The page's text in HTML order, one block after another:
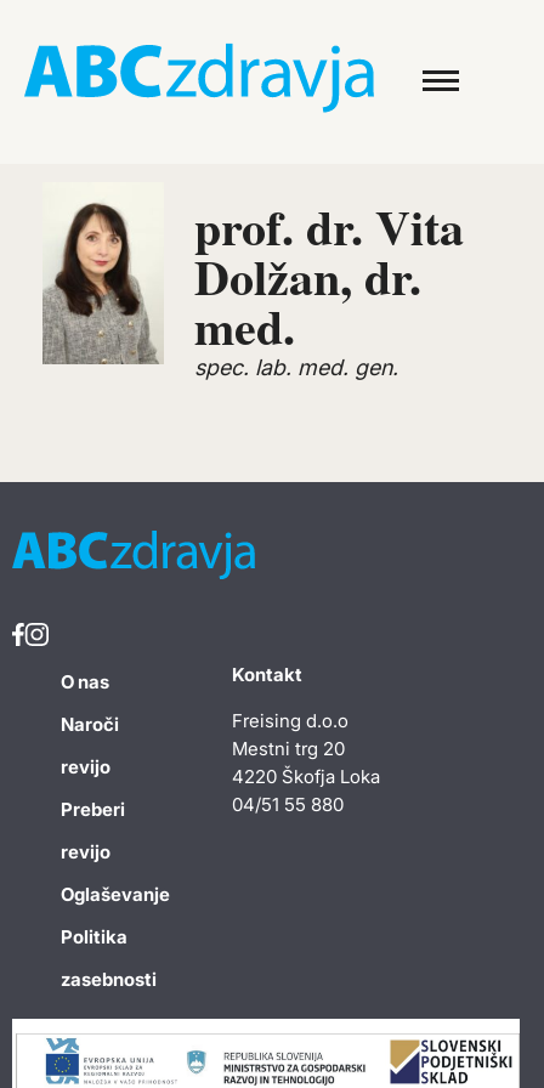
prof. dr. Vita
Dolžan, dr.
med.
spec. lab. med. gen.
O nas
Naroči
revijo
Preberi
revijo
Oglaševanje
Politika
zasebnosti
Kontakt
Freising d.o.o
Mestni trg 20
4220 Škofja Loka
04/51 55 880